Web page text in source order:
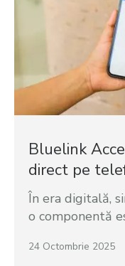
Bluelink
direct pe
În era digitală,
o componentă
24 Octombrie 2025